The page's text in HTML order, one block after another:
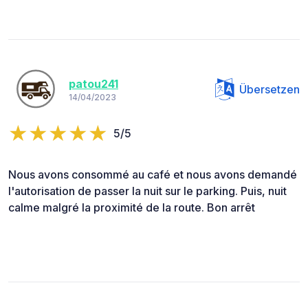
patou241
14/04/2023
Übersetzen
5/5
Nous avons consommé au café et nous avons demandé
l'autorisation de passer la nuit sur le parking. Puis, nuit
calme malgré la proximité de la route. Bon arrêt